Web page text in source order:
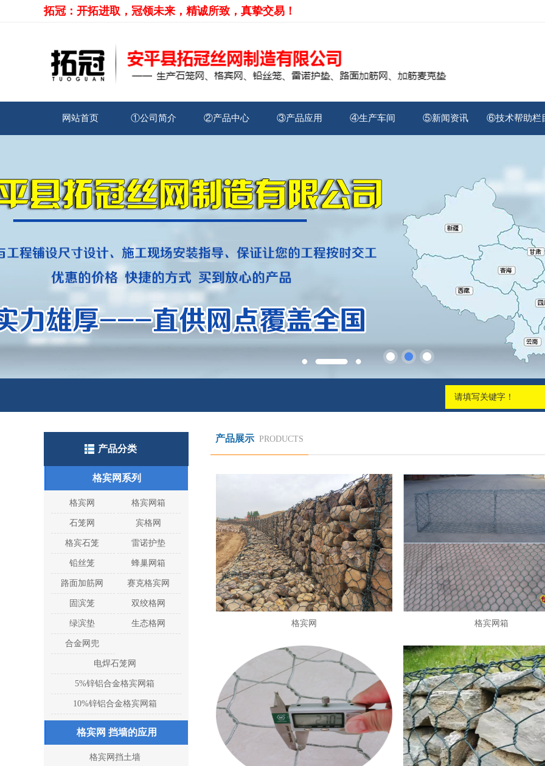
拓冠：开拓进取，冠领未来，精诚所致，真挚交易！
网站首页 ①公司简介 ②产品中心 ③产品应用 ④生产车间 ⑤新闻资讯 ⑥技术帮助栏
产品分类
格宾网系列
格宾网 格宾网箱
石笼网 宾格网
格宾石笼 雷诺护垫
铅丝笼 蜂巢网箱
路面加筋网 赛克格宾网
固滨笼 双绞格网
绿滨垫 生态格网
合金网兜
电焊石笼网
5%锌铝合金格宾网箱
10%锌铝合金格宾网箱
格宾网 挡墙的应用
格宾网挡土墙
产品展示 PRODUCTS
格宾网 格宾网箱